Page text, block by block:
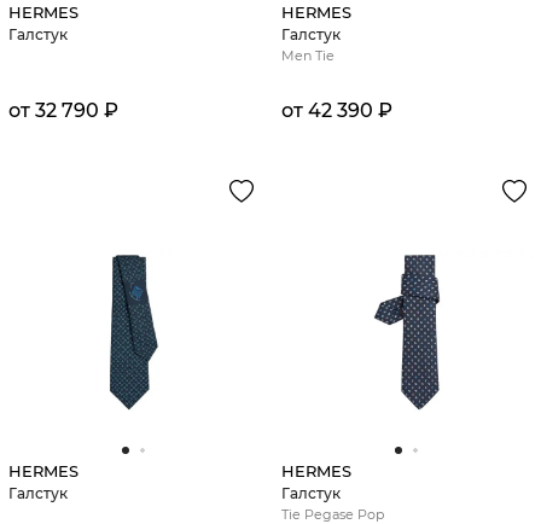
HERMES
Галстук
от 32 790 ₽
HERMES
Галстук
Men Tie
от 42 390 ₽
HERMES
Галстук
HERMES
Галстук
Tie Pegase Pop